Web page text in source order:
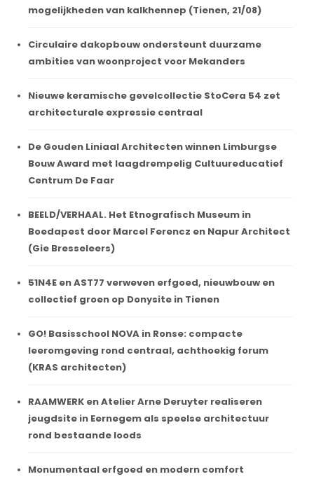
mogelijkheden van kalkhennep (Tienen, 21/08)
Circulaire dakopbouw ondersteunt duurzame
ambities van woonproject voor Mekanders
Nieuwe keramische gevelcollectie StoCera 54 zet
architecturale expressie centraal
De Gouden Liniaal Architecten winnen Limburgse
Bouw Award met laagdrempelig Cultuureducatief
Centrum De Faar
BEELD/VERHAAL. Het Etnografisch Museum in
Boedapest door Marcel Ferencz en Napur Architect
(Gie Bresseleers)
51N4E en AST77 verweven erfgoed, nieuwbouw en
collectief groen op Donysite in Tienen
GO! Basisschool NOVA in Ronse: compacte
leeromgeving rond centraal, achthoekig forum
(KRAS architecten)
RAAMWERK en Atelier Arne Deruyter realiseren
jeugdsite in Eernegem als speelse architectuur
rond bestaande loods
Monumentaal erfgoed en modern comfort